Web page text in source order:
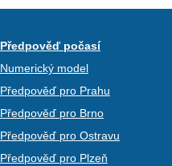
Předpověď počasí
Numerický model
Předpověď pro Prahu
Předpověď pro Brno
Předpověď pro Ostravu
Předpověď pro Plzeň